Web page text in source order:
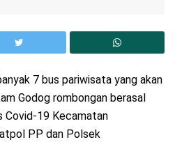
7 bus pariwisata yang akan
Godog rombongan berasal
Covid-19 Kecamatan
PP dan Polsek